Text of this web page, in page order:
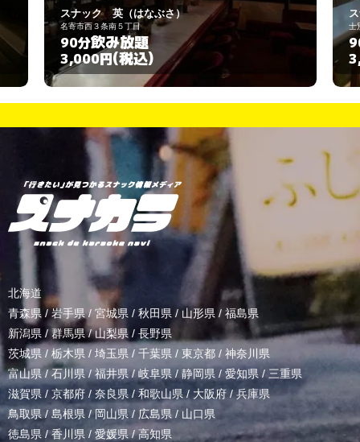
スナック Dream
士別市大通東5丁目
90分飲み放題
3,000円 (税込)
北海道
青森県 / 岩手県/ 宮城県 / 秋田県 / 山形県/ 福島県
新潟県 /群馬県/山梨県 / 長野県
茨城県 / 栃木県 / 埼玉県 / 千葉県 / 東京都 / 神奈川県
富山県 /石川県/福井県/岐阜県 / 静岡県 / 愛知県 / 三重県
滋賀県 / 京都府 / 奈良県 / 和歌山県/ 大阪府 /兵庫県
鳥取県/ 島根県 /岡山県/ 広島県 / 山口県
徳島県 /香川県 / 愛媛県/高知県